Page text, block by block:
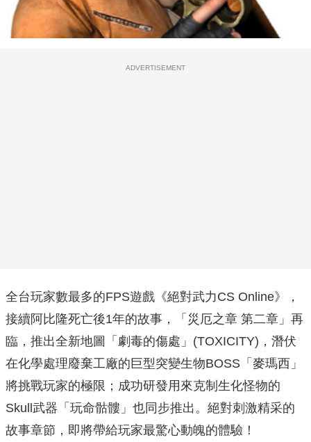
ADVERTISEMENT
全台玩家數最多的FPS遊戲《絕對武力CS Online》，
接續阿比隆死亡後1年的故事，「災厄之章 第二章」再
臨，推出全新地圖「劇毒的傷處」(TOXICITY)，潛伏
在化學處理廢棄工廠的巨型突變生物BOSS「麥瑪西」
將挑戰玩家的極限；成功研發用來克制生化怪物的
Skull武器「玩命骷髏」也同步推出。絕對刺激精采的
故事章節，即將帶給玩家最驚心動魄的體驗！